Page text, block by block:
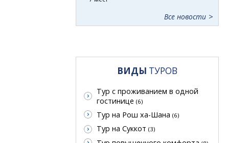
Все новости
ВИДЫ ТУРОВ
Тур с проживанием в одной
гостинице (6)
Тур на Рош ха-Шана (6)
Тур на Суккот (3)